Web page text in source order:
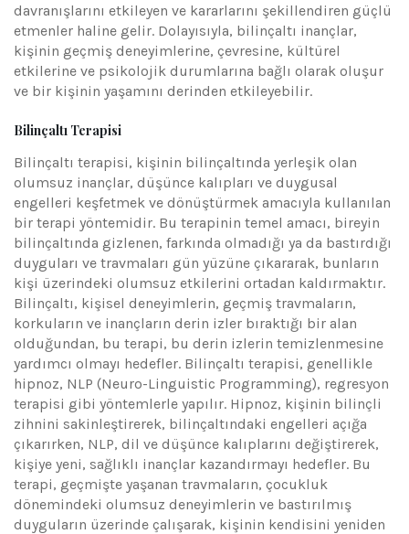
davranışlarını etkileyen ve kararlarını şekillendiren güçlü
etmenler haline gelir. Dolayısıyla, bilinçaltı inançlar,
kişinin geçmiş deneyimlerine, çevresine, kültürel
etkilerine ve psikolojik durumlarına bağlı olarak oluşur
ve bir kişinin yaşamını derinden etkileyebilir.
Bilinçaltı Terapisi
Bilinçaltı terapisi, kişinin bilinçaltında yerleşik olan
olumsuz inançlar, düşünce kalıpları ve duygusal
engelleri keşfetmek ve dönüştürmek amacıyla kullanılan
bir terapi yöntemidir. Bu terapinin temel amacı, bireyin
bilinçaltında gizlenen, farkında olmadığı ya da bastırdığı
duyguları ve travmaları gün yüzüne çıkararak, bunların
kişi üzerindeki olumsuz etkilerini ortadan kaldırmaktır.
Bilinçaltı, kişisel deneyimlerin, geçmiş travmaların,
korkuların ve inançların derin izler bıraktığı bir alan
olduğundan, bu terapi, bu derin izlerin temizlenmesine
yardımcı olmayı hedefler. Bilinçaltı terapisi, genellikle
hipnoz, NLP (Neuro-Linguistic Programming), regresyon
terapisi gibi yöntemlerle yapılır. Hipnoz, kişinin bilinçli
zihnini sakinleştirerek, bilinçaltındaki engelleri açığa
çıkarırken, NLP, dil ve düşünce kalıplarını değiştirerek,
kişiye yeni, sağlıklı inançlar kazandırmayı hedefler. Bu
terapi, geçmişte yaşanan travmaların, çocukluk
dönemindeki olumsuz deneyimlerin ve bastırılmış
duyguların üzerinde çalışarak, kişinin kendisini yeniden